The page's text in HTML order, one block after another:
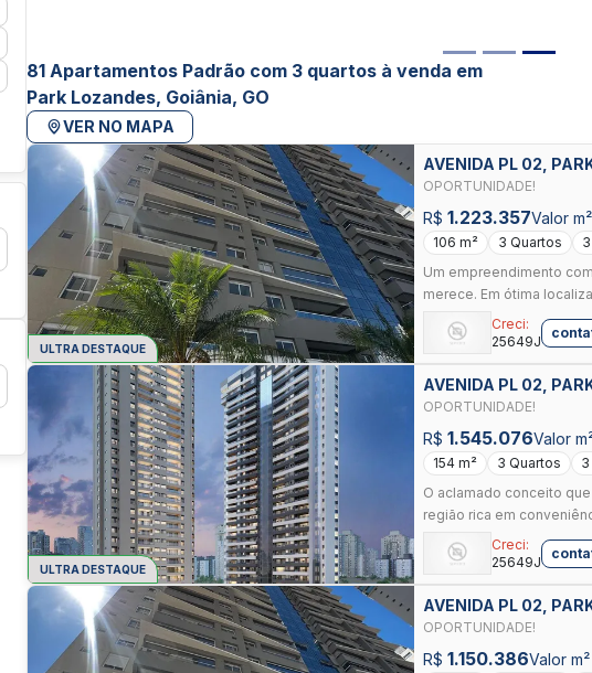
81 Apartamentos Padrão com 3 quartos à venda em
Park Lozandes, Goiânia, GO
VER NO MAPA
ULTRA DESTAQUE
AVENIDA PL 02,
OPORTUNIDADE!
R$ 1.223.357Valor
106 m² 3 Quartos
Um empreendimento
merece. Em ótima
Creci:
25649J
ULTRA DESTAQUE
AVENIDA PL 02,
OPORTUNIDADE!
R$ 1.545.076Valor
154 m² 3 Quartos
O aclamado conceito
região rica em
Creci:
25649J
AVENIDA PL 02,
OPORTUNIDADE!
R$ 1.150.386Valor